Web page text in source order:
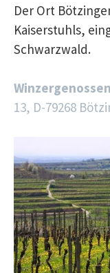
Der Ort
Kaiserstuhls,
Schwarzwald.
13, D-79268